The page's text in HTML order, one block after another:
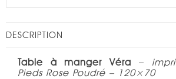
DESCRIPTION
Table à manger Véra –
Pieds Rose Poudré – 120×70